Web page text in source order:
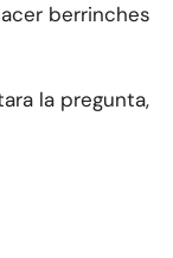
berrinches
la pregunta,